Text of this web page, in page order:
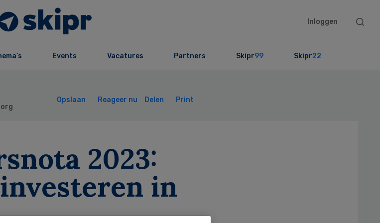
Inloggen
Search
Events Vacatures Partners Skipr99 Skipr22
Opslaan Reageer nu Delen Print
2023:
in